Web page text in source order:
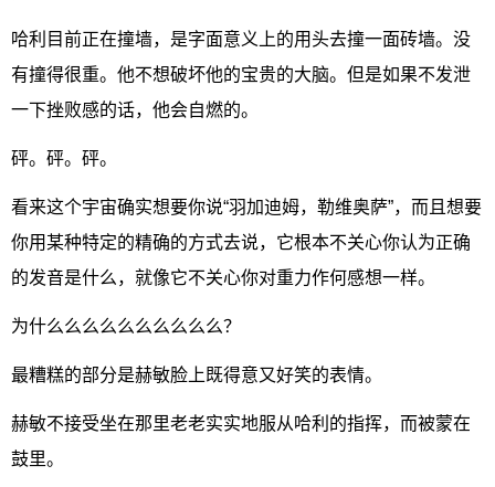
哈利目前正在撞墙，是字面意义上的用头去撞一面砖墙。没
有撞得很重。他不想破坏他的宝贵的大脑。但是如果不发泄
一下挫败感的话，他会自燃的。
砰。砰。砰。
看来这个宇宙确实想要你说“羽加迪姆，勒维奥萨”，而且想要
你用某种特定的精确的方式去说，它根本不关心你认为正确
的发音是什么，就像它不关心你对重力作何感想一样。
为什么么么么么么么么么么？
最糟糕的部分是赫敏脸上既得意又好笑的表情。
赫敏不接受坐在那里老老实实地服从哈利的指挥，而被蒙在
鼓里。